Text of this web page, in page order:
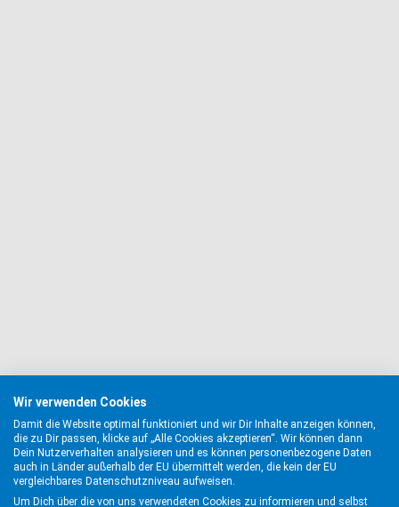
Wir verwenden Cookies
Damit die Website optimal funktioniert und wir Dir Inhalte anzeigen können,
die zu Dir passen, klicke auf „Alle Cookies akzeptieren“. Wir können dann
Dein Nutzerverhalten analysieren und es können personenbezogene Daten
auch in Länder außerhalb der EU übermittelt werden, die kein der EU
vergleichbares Datenschutzniveau aufweisen.
Um Dich über die von uns verwendeten Cookies zu informieren und selbst